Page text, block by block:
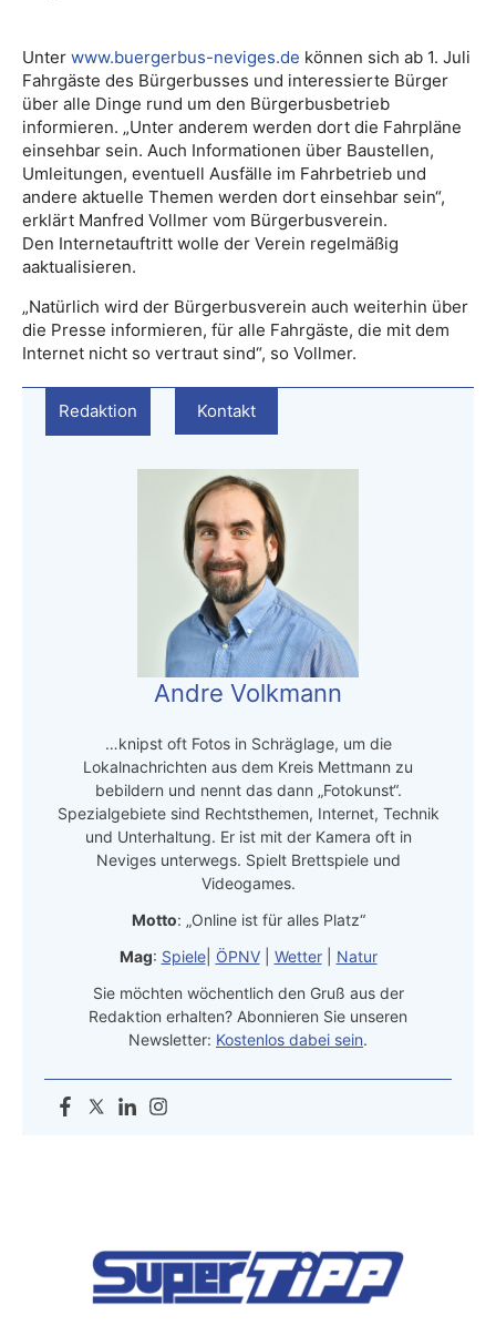
Unter www.buergerbus-neviges.de können sich ab 1. Juli
Fahrgäste des Bürgerbusses und interessierte Bürger
über alle Dinge rund um den Bürgerbusbetrieb
informieren. „Unter anderem werden dort die Fahrpläne
einsehbar sein. Auch Informationen über Baustellen,
Umleitungen, eventuell Ausfälle im Fahrbetrieb und
andere aktuelle Themen werden dort einsehbar sein“,
erklärt Manfred Vollmer vom Bürgerbusverein.
Den Internetauftritt wolle der Verein regelmäßig
aaktualisieren.
„Natürlich wird der Bürgerbusverein auch weiterhin über
die Presse informieren, für alle Fahrgäste, die mit dem
Internet nicht so vertraut sind“, so Vollmer.
Redaktion Kontakt
Andre Volkmann
…knipst oft Fotos in Schräglage, um die
Lokalnachrichten aus dem Kreis Mettmann zu
bebildern und nennt das dann „Fotokunst“.
Spezialgebiete sind Rechtsthemen, Internet, Technik
und Unterhaltung. Er ist mit der Kamera oft in
Neviges unterwegs. Spielt Brettspiele und
Videogames.
Motto: „Online ist für alles Platz“
Mag: Spiele| ÖPNV| Wetter| Natur
Sie möchten wöchentlich den Gruß aus der
Redaktion erhalten? Abonnieren Sie unseren
Newsletter: Kostenlos dabei sein.